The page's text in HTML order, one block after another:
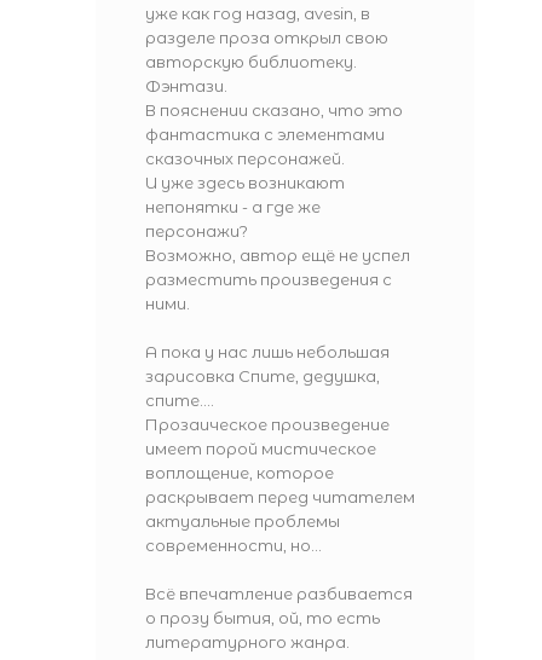
уже как год назад, avesin , в
разделе проза открыл свою
авторскую библиотеку.
Фэнтази
В пояснении сказано, что это
фантастика с элементами
сказочных персонажей.
И уже здесь возникают
непонятки - а где же
персонажи?
Возможно, автор ещё не успел
разместить произведения с
ними.
А пока у нас лишь небольшая
зарисовка Спите, дедушка,
спите...
Прозаическое произведение
имеет порой мистическое
воплощение, которое
раскрывает перед читателем
актуальные проблемы
современности, но...
Всё впечатление разбивается
о прозу бытия, ой, то есть
литературного жанра.